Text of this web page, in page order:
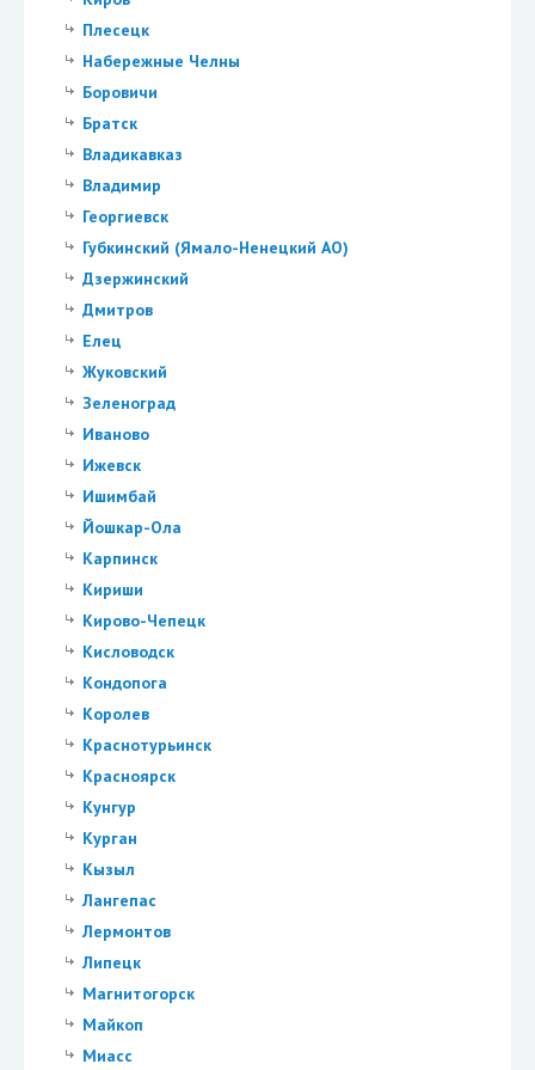
Плесецк
Набережные Челны
Боровичи
Братск
Владикавказ
Владимир
Георгиевск
Губкинский (Ямало-Ненецкий АО)
Дзержинский
Дмитров
Елец
Жуковский
Зеленоград
Иваново
Ижевск
Ишимбай
Йошкар-Ола
Карпинск
Кириши
Кирово-Чепецк
Кисловодск
Кондопога
Королев
Краснотурьинск
Красноярск
Кунгур
Курган
Кызыл
Лангепас
Лермонтов
Липецк
Магнитогорск
Майкоп
Миасс